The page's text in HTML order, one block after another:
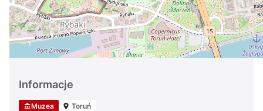
Informacje
Muzea Toruń